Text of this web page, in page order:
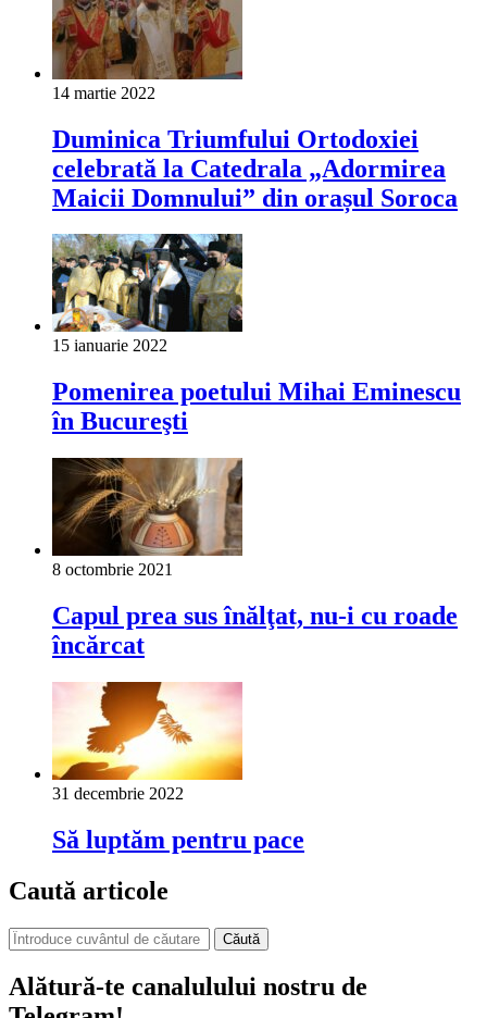
14 martie 2022
Duminica Triumfului Ortodoxiei
celebrată la Catedrala „Adormirea
Maicii Domnului” din orașul Soroca
15 ianuarie 2022
Pomenirea poetului Mihai Eminescu
în Bucureşti
8 octombrie 2021
Capul prea sus înălţat, nu-i cu roade
încărcat
31 decembrie 2022
Să luptăm pentru pace
Caută articole
Căută
Alătură-te canalulului nostru de